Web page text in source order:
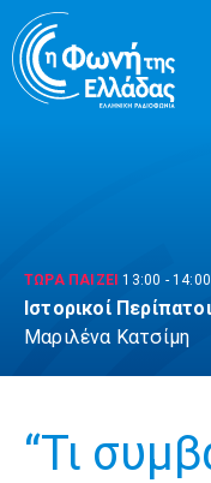
Μετάβαση
σε
περιεχόμενο
ΤΩΡΑ ΠΑΙΖΕΙ13:00 -14:00
Ιστορικοί Περίπατοι
Μαριλένα Κατσίμη
“Τι